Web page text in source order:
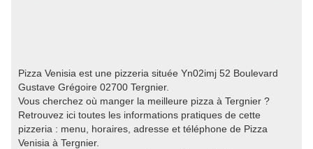
Pizza Venisia est une pizzeria située Yn02imj 52 Boulevard
Gustave Grégoire 02700 Tergnier.
Vous cherchez où manger la meilleure pizza à Tergnier ?
Retrouvez ici toutes les informations pratiques de cette
pizzeria : menu, horaires, adresse et téléphone de Pizza
Venisia à Tergnier.